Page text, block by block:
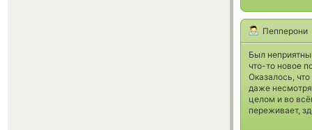
Пепперони
Был
что-то новое
Оказалось,
даже
целом и во
переживает,